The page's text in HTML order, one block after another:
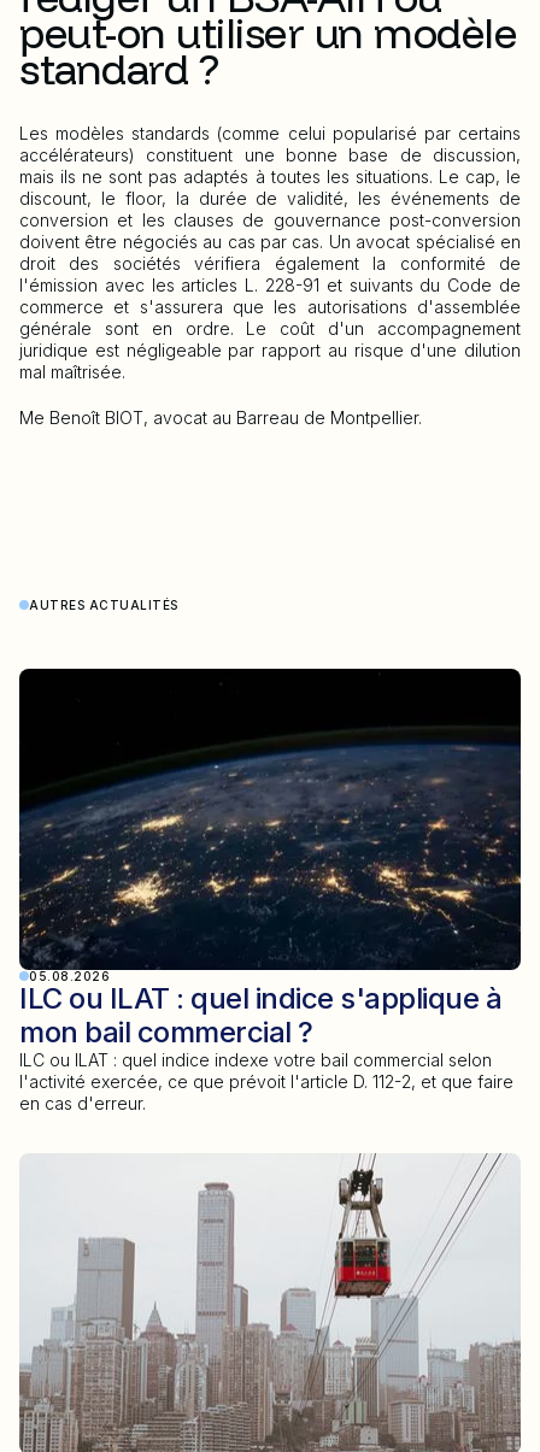
peut-on utiliser un modèle
standard ?
Les modèles standards (comme celui popularisé par certains
accélérateurs) constituent une bonne base de discussion,
mais ils ne sont pas adaptés à toutes les situations. Le cap, le
discount, le floor, la durée de validité, les événements de
conversion et les clauses de gouvernance post-conversion
doivent être négociés au cas par cas. Un avocat spécialisé en
droit des sociétés vérifiera également la conformité de
l'émission avec les articles L. 228-91 et suivants du Code de
commerce et s'assurera que les autorisations d'assemblée
générale sont en ordre. Le coût d'un accompagnement
juridique est négligeable par rapport au risque d'une dilution
mal maîtrisée.
Me Benoît BIOT, avocat au Barreau de Montpellier.
AUTRES ACTUALITÉS
05.08.2026
ILC ou ILAT : quel indice s'applique à
mon bail commercial ?
ILC ou ILAT : quel indice indexe votre bail commercial selon
l'activité exercée, ce que prévoit l'article D. 112-2, et que faire
en cas d'erreur.